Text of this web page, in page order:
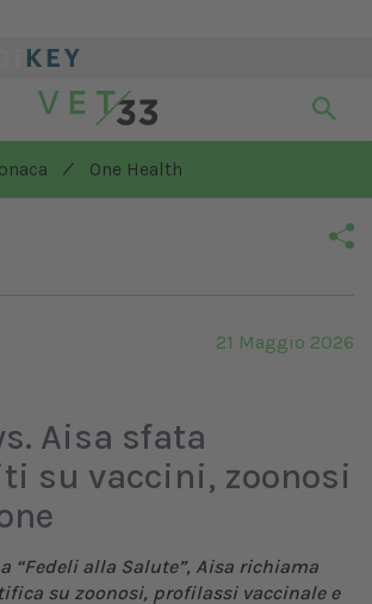
/ One Health
21 Maggio 2026
Aisa sfata
su vaccini, zoonosi
“Fedeli alla Salute”, Aisa richiama
su zoonosi, profilassi vaccinale e